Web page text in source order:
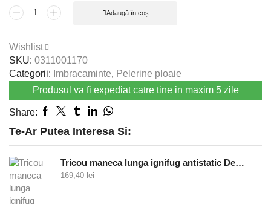
Cantitate
PONCHO
Galben
Adaugă în coș
Wishlist
SKU: 0311001170
Categorii: Imbracaminte, Pelerine ploaie
Produsul va fi expediat catre tine in maxim 5 zile
Share:
Te-Ar Putea Interesa Si:
Tricou maneca lunga ignifug antistatic Defender - bleumarin
169,40 lei